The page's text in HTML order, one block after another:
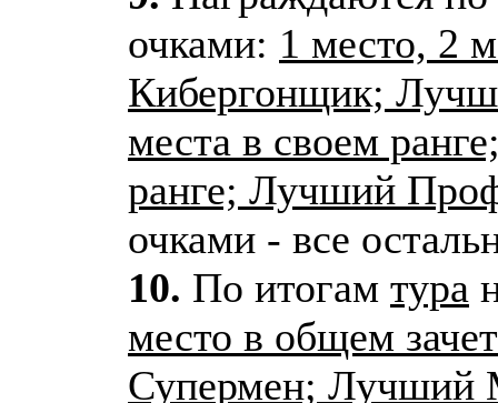
очками: 1 место, 2
Кибергонщик;
места в своем
ранге; Лучший
очками - все
10. По итогам тура
место в общем
Супермен;